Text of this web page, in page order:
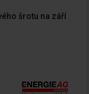
šrotu na září